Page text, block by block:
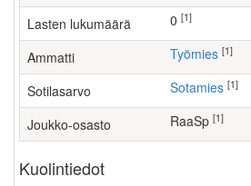
Lasten lukumäärä [1]
Ammatti työmies [1]
Sotilasarvo Sotamies [1]
Joukko-osasto RaaSp [1]
Kuolintiedot